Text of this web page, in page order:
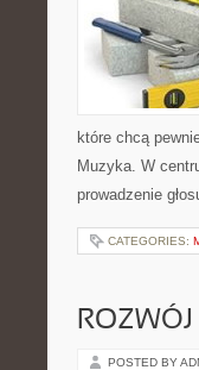
które chcą
Muzyka. W
prowadzenie
CATEGORIES:
POSTED BY